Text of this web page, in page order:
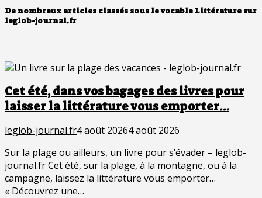
De nombreux articles classés sous le vocable Littérature sur
leglob-journal.fr
Cet été, dans vos bagages des livres pour
laisser la littérature vous emporter…
leglob-journal.fr4 août 20264 août 2026
Sur la plage ou ailleurs, un livre pour s’évader – leglob-
journal.fr Cet été, sur la plage, à la montagne, ou à la
campagne, laissez la littérature vous emporter…
« Découvrez une…